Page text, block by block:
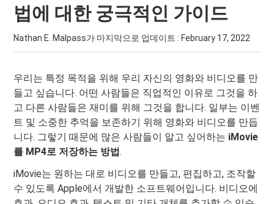
법에 대한 궁극적인 가이드
Nathan E. Malpass가 마지막으로 업데이트 : February 17, 2022
우리는 특정 목적을 위해 우리 자신의 영화와 비디오를 만
들고 싶습니다. 어떤 사람들은 직업적인 이유로 그것을 하
고 다른 사람들은 재미를 위해 그것을 합니다. 일부는 이벤
트 및 소중한 추억을 보존하기 위해 영화와 비디오를 만듭
니다. 그렇기 때문에 많은 사람들이 알고 싶어하는 iMovie
를 MP4로 저장하는 방법.
iMovie는 원하는 대로 비디오를 만들고, 편집하고, 조작할
수 있도록 Apple에서 개발한 소프트웨어입니다. 비디오에